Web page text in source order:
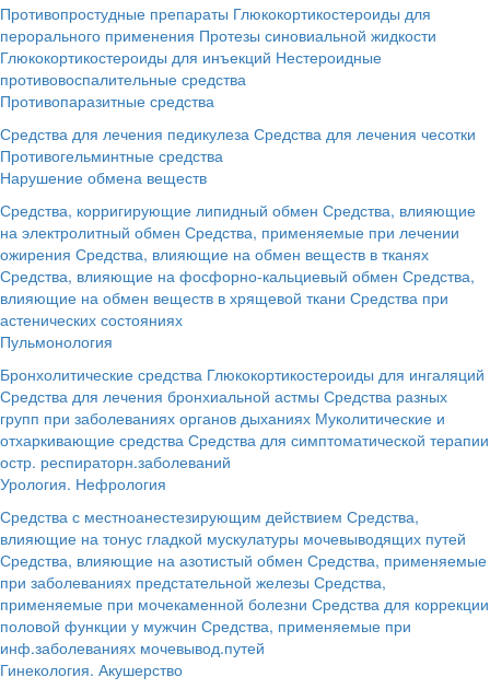
Противопростудные препараты Глюкокортикостероиды для
перорального применения Протезы синовиальной жидкости
Глюкокортикостероиды для инъекций Нестероидные
противовоспалительные средства
Противопаразитные средства
Средства для лечения педикулеза Средства для лечения чесотки
Противогельминтные средства
Нарушение обмена веществ
Средства, корригирующие липидный обмен Средства, влияющие
на электролитный обмен Средства, применяемые при лечении
ожирения Средства, влияющие на обмен веществ в тканях
Средства, влияющие на фосфорно-кальциевый обмен Средства,
влияющие на обмен веществ в хрящевой ткани Средства при
астенических состояниях
Пульмонология
Бронхолитические средства Глюкокортикостероиды для ингаляций
Средства для лечения бронхиальной астмы Средства разных
групп при заболеваниях органов дыханиях Муколитические и
отхаркивающие средства Средства для симптоматической терапии
остр. респираторн.заболеваний
Урология. Нефрология
Средства с местноанестезирующим действием Средства,
влияющие на тонус гладкой мускулатуры мочевыводящих путей
Средства, влияющие на азотистый обмен Средства, применяемые
при заболеваниях предстательной железы Средства,
применяемые при мочекаменной болезни Средства для коррекции
половой функции у мужчин Средства, применяемые при
инф.заболеваниях мочевывод.путей
Гинекология. Акушерство